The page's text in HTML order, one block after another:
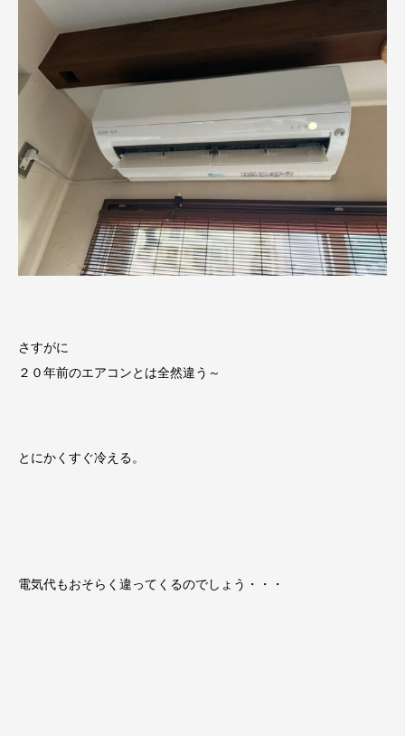
さすがに
２０年前のエアコンとは全然違う～
とにかくすぐ冷える。
電気代もおそらく違ってくるのでしょう・・・